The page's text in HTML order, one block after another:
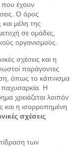
που έχουν
Ο όρος
μέλη της
σε ομάδες,
οργανισμούς.
σχέσεις και η
παράγοντες
όπως το κάπνισμα
παχυσαρκία. Η
χρειάζεται λοιπόν
και η ισορροπημένη
σχέσεις
των